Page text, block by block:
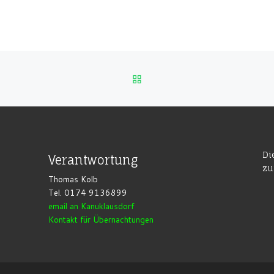
Verantwortung
Thomas Kolb
Tel. 0174 9136899
email an Kanuklausdorf
Kontakt für Übernachtungen